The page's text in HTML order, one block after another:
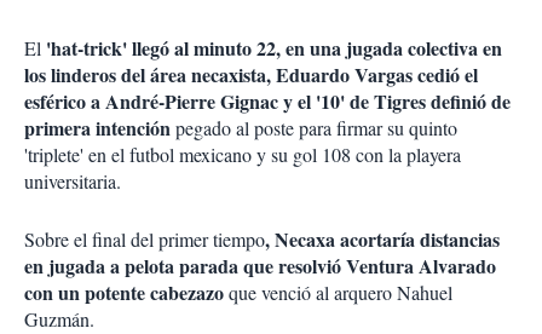
El 'hat-trick' llegó al minuto 22, en una jugada colectiva en
los linderos del área necaxista, Eduardo Vargas cedió el
esférico a André-Pierre Gignac y el '10' de Tigres definió de
primera intenciónpegado al poste para firmar su quinto
'triplete' en el futbol mexicano y su gol 108 con la playera
universitaria.
Sobre el final del primer tiempo, Necaxa acortaría distancias
en jugada a pelota parada que resolvió Ventura Alvarado
con un potente cabezazoque venció al arquero Nahuel
Guzmán.